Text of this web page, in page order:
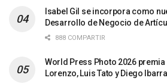
Isabel Gil se incorpora como
Desarrollo de Negocio de
888 COMPARTIR
World Press Photo 2026
Lorenzo, Luis Tato y Diego